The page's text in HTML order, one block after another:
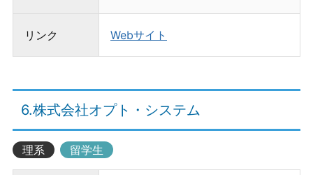
リンク Webサイト
6.株式会社オプト・システム
理系 留学生